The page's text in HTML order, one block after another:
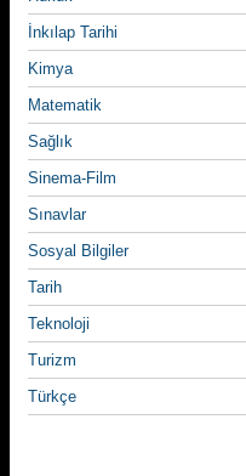
İnkılap Tarihi
Kimya
Matematik
Sağlık
Sinema-Film
Sınavlar
Sosyal Bilgiler
Tarih
Teknoloji
Turizm
Türkçe